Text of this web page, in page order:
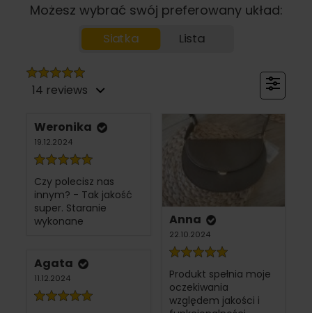
Możesz wybrać swój preferowany układ:
Siatka Lista
14 reviews
Weronika
19.12.2024
Czy polecisz nas
innym? - Tak jakość
super. Staranie
wykonane
Agata
11.12.2024
Anna
22.10.2024
Produkt spełnia moje
oczekiwania
względem jakości i